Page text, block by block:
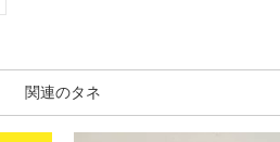
関連のタネ